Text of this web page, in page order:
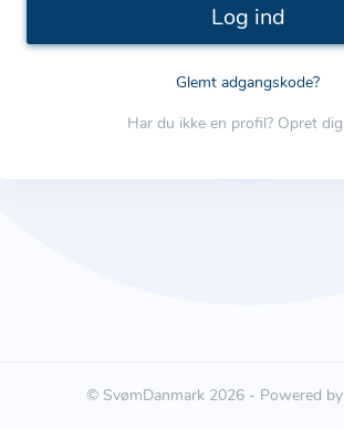
Log ind
Glemt adgangskode?
Har du ikke en profil? Opret dig
© SvømDanmark 2026 - Powered by